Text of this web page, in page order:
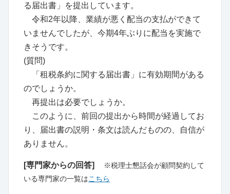
る届出書」を提出しています。
令和2年以降、業績が悪く配当の支払ができて
いませんでしたが、今期4年ぶりに配当を実施で
きそうです。
(質問)
「租税条約に関する届出書」に有効期間がある
のでしょうか。
再提出は必要でしょうか。
このように、前回の提出から時間が経過してお
り、届出書の説明・条文は読んだものの、自信が
ありません。
[専門家からの回答]
※税理士懇話会が顧問契約して
いる専門家の一覧はこちら